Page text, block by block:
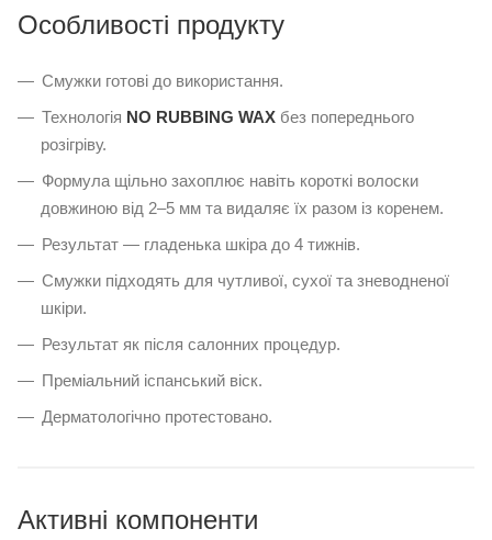
Особливості продукту
Смужки готові до використання.
Технологія NO RUBBING WAX без попереднього
розігріву.
Формула щільно захоплює навіть короткі волоски
довжиною від 2–5 мм та видаляє їх разом із коренем.
Результат — гладенька шкіра до 4 тижнів.
Смужки підходять для чутливої, сухої та зневодненої
шкіри.
Результат як після салонних процедур.
Преміальний іспанський віск.
Дерматологічно протестовано.
Активні компоненти